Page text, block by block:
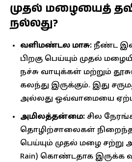
முதல் மழையைத்
நல்லது?
வளிமண்டல மாசு: நீண்ட
பிறகு பெய்யும் முதல்
நச்சு வாயுக்கள் மற்றும்
கலந்து இருக்கும். இது
அல்லது ஒவ்வாமையை
அமிலத்தன்மை: சில
தொழிற்சாலைகள் நிறைந்த
பெய்யும் முதல் மழை சற்று
Rain) கொண்டதாக இருக்க